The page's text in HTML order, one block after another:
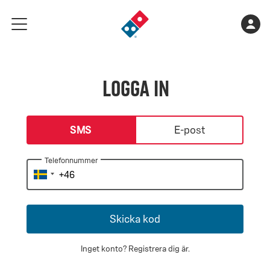
meny
Gå
till
Logga in
login-typeSMS E-post
Telefonnummer
Skicka kod
Inget konto? Registrera dig är.